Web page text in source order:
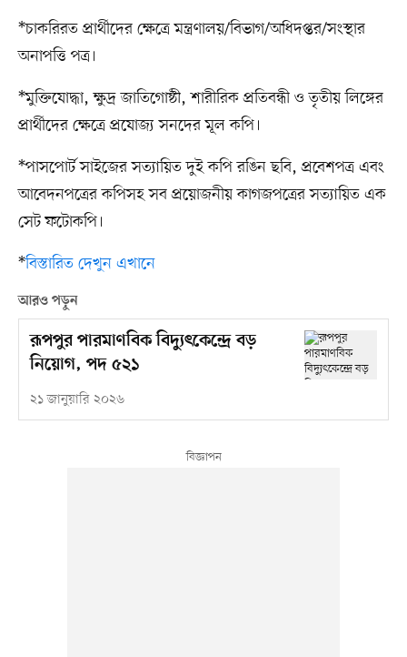
*চাকরিরত প্রার্থীদের ক্ষেত্রে মন্ত্রণালয়/বিভাগ/অধিদপ্তর/সংস্থার
অনাপত্তি পত্র।
*মুক্তিযোদ্ধা, ক্ষুদ্র জাতিগোষ্ঠী, শারীরিক প্রতিবন্ধী ও তৃতীয় লিঙ্গের
প্রার্থীদের ক্ষেত্রে প্রযোজ্য সনদের মূল কপি।
*পাসপোর্ট সাইজের সত্যায়িত দুই কপি রঙিন ছবি, প্রবেশপত্র এবং
আবেদনপত্রের কপিসহ সব প্রয়োজনীয় কাগজপত্রের সত্যায়িত এক
সেট ফটোকপি।
*বিস্তারিত দেখুন এখানে
আরও পড়ুন
রূপপুর পারমাণবিক বিদ্যুৎকেন্দ্রে বড়
নিয়োগ, পদ ৫২১
২১ জানুয়ারি ২০২৬